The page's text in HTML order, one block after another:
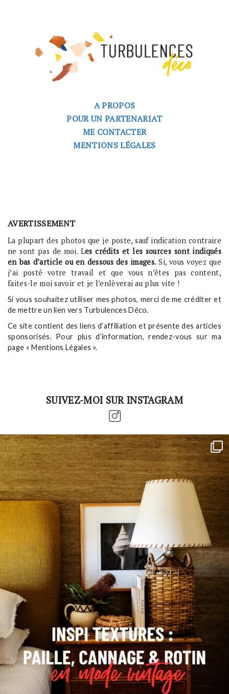
A PROPOS
POUR UN PARTENARIAT
ME CONTACTER
MENTIONS LÉGALES
AVERTISSEMENT
La plupart des photos que je poste, sauf indication contraire
ne sont pas de moi. Les crédits et les sources sont indiqués
en bas d’article ou en dessous des images. Si, vous voyez que
j’ai posté votre travail et que vous n’êtes pas content,
faites-le moi savoir et je l’enlèverai au plus vite !
Si vous souhaitez utiliser mes photos, merci de me créditer et
de mettre un lien vers Turbulences Déco.
Ce site contient des liens d’affiliation et présente des articles
sponsorisés. Pour plus d’information, rendez-vous sur ma
page « Mentions Légales ».
SUIVEZ-MOI SUR INSTAGRAM